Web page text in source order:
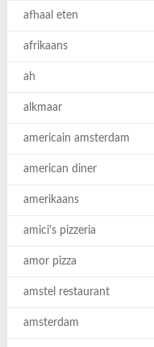
afhaal eten
afrikaans
ah
alkmaar
americain amsterdam
american diner
amerikaans
amici's pizzeria
amor pizza
amstel restaurant
amsterdam